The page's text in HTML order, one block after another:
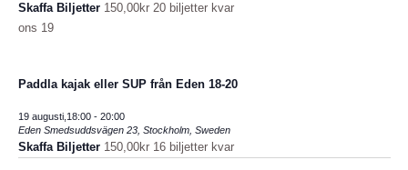
Skaffa Biljetter 150,00kr 20 biljetter kvar
ons 19
Paddla kajak eller SUP från Eden 18-20
19 augusti,18:00- 20:00
Eden Smedsuddsvägen 23, Stockholm, Sweden
Skaffa Biljetter 150,00kr 16 biljetter kvar